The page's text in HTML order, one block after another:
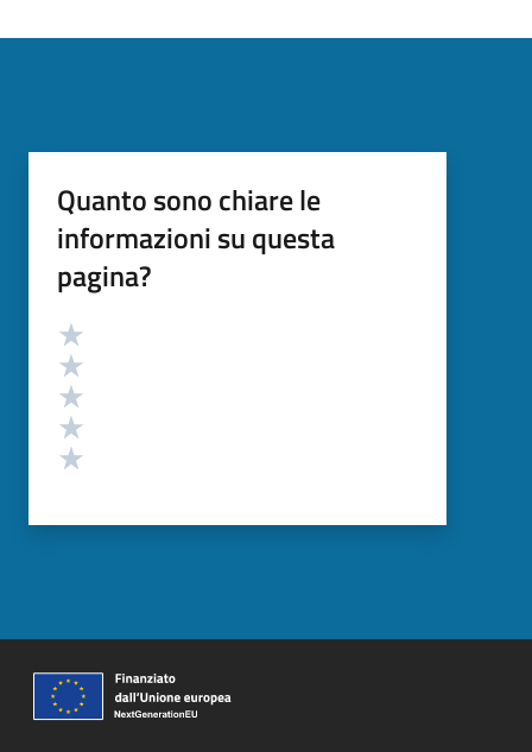
Quanto sono chiare le
informazioni su questa
pagina?
Valutazione